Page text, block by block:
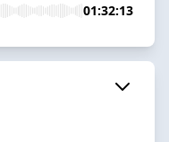
01:32:13